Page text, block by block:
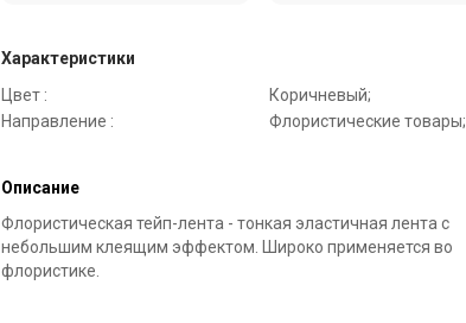
Характеристики
Цвет :
Коричневый;
Направление :
Флористические товары;
Описание
Флористическая тейп-лента - тонкая эластичная лента с
небольшим клеящим эффектом. Широко применяется во
флористике.